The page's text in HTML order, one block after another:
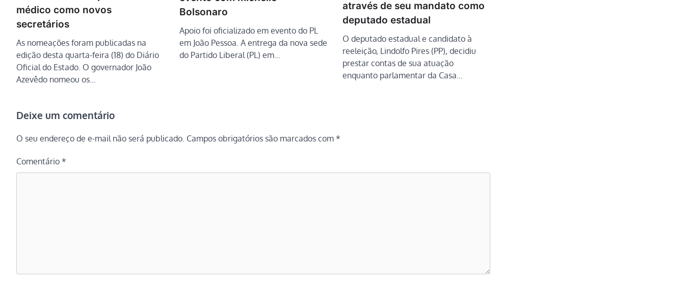
médico como novos
secretários
As nomeações foram publicadas na
edição desta quarta-feira (18) do Diário
Oficial do Estado. O governador João
Azevêdo nomeou os…
Bolsonaro
Apoio foi oficializado em evento do PL
em João Pessoa. A entrega da nova sede
do Partido Liberal (PL) em…
através de seu mandato como
deputado estadual
O deputado estadual e candidato à
reeleição, Lindolfo Pires (PP), decidiu
prestar contas de sua atuação
enquanto parlamentar da Casa…
Deixe um comentário
O seu endereço de e-mail não será publicado. Campos obrigatórios são marcados com *
Comentário *